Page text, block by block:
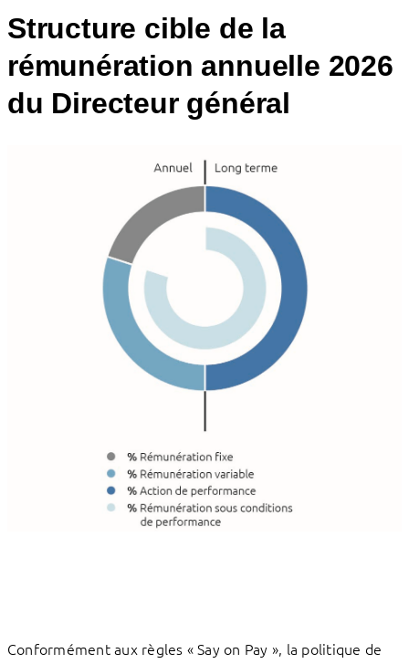
Structure cible de la
rémunération annuelle 2026
du Directeur général
Conformément aux règles « Say on Pay », la politique de